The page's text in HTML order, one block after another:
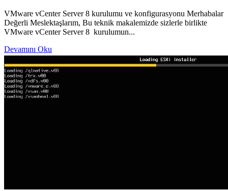
VMware vCenter Server 8 kurulumu ve konfigurasyonu Merhabalar
Değerli Meslektaşlarım, Bu teknik makalemizde sizlerle birlikte
VMware vCenter Server 8 kurulumun...
Devamını Oku